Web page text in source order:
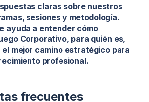
claras sobre nuestros
sesiones y metodología.
ayuda a entender cómo
Corporativo, para quién es,
el mejor camino estratégico para
profesional.
frecuentes